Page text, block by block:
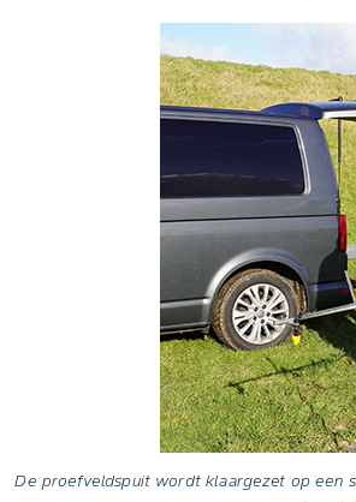
De proefveldspuit wordt klaargezet op een